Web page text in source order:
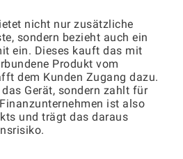
nicht nur zusätzliche
sondern bezieht auch ein
ein. Dieses kauft das mit
Produkt vom
dem Kunden Zugang dazu.
Gerät, sondern zahlt für
ist also
und trägt das daraus